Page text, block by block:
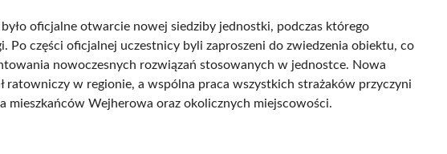
oficjalne otwarcie nowej siedziby jednostki, podczas którego
Po części oficjalnej uczestnicy byli zaproszeni do zwiedzenia obiektu, co
nowoczesnych rozwiązań stosowanych w jednostce. Nowa
ratowniczy w regionie, a wspólna praca wszystkich strażaków przyczyni
mieszkańców Wejherowa oraz okolicznych miejscowości.